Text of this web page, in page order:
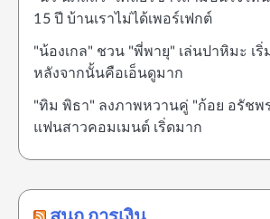
15 ปี บ้านเราไม่ได้เพอร์เฟกต์
"น้องเกล" ชวน "พี่พายุ" เล่นปาหิมะ เ
หลังจากนั้นคือเอ็นดูมาก
"ทิม พิธา" ลงภาพหวานคู่ "ก้อย อรัชพ
แฟนสาวคอมเมนต์ เริ่ดมาก